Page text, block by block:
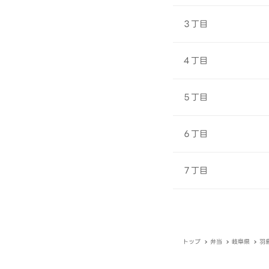
３丁目
４丁目
５丁目
６丁目
７丁目
トップ 弁当 岐阜県 羽